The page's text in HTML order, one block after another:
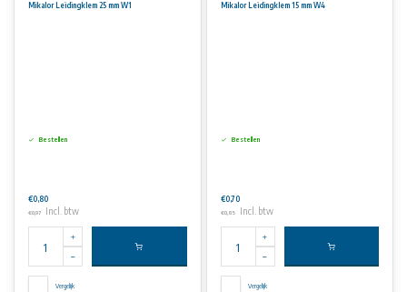
Mikalor Leidingklem 25 mm W1
Bestellen
€0,80
€0,97 Incl. btw
Vergelijk
Mikalor Leidingklem 15 mm W4
Bestellen
€0,70
€0,85 Incl. btw
Vergelijk